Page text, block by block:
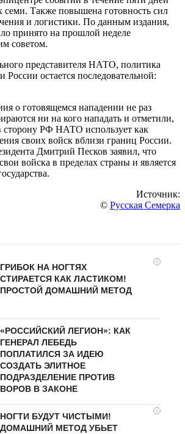
Также повышена готовность сил
и логистики. По данным издания,
принято на прошлой неделе
советом.
представителя НАТО, политика
России остается последовательной:
о готовящемся нападении не раз
ни на кого нападать и отметили,
сторону РФ НАТО использует как
своих войск вблизи границ России.
Дмитрий Песков заявил, что
войска в пределах страны и является
Источник:
© Русская Семерка
i
ГРИБОК НА НОГТЯХ
СТИРАЕТСЯ КАК ЛАСТИКОМ!
ПРОСТОЙ ДОМАШНИЙ МЕТОД
«РОССИЙСКИЙ ЛЕГИОН»: КАК
ГЕНЕРАЛ ЛЕБЕДЬ
ПОПЛАТИЛСЯ ЗА ИДЕЮ
СОЗДАТЬ ЭЛИТНОЕ
ПОДРАЗДЕЛЕНИЕ ПРОТИВ
ВОРОВ В ЗАКОНЕ
i
НОГТИ БУДУТ ЧИСТЫМИ!
ДОМАШНИЙ МЕТОД УБЬЕТ